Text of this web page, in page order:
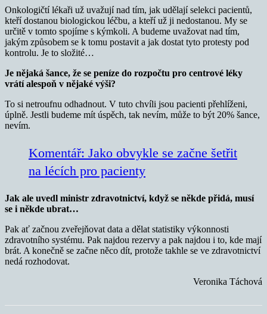
Onkologičtí lékaři už uvažují nad tím, jak udělají selekci pacientů,
kteří dostanou biologickou léčbu, a kteří už ji nedostanou. My se
určitě v tomto spojíme s kýmkoli. A budeme uvažovat nad tím,
jakým způsobem se k tomu postavit a jak dostat tyto protesty pod
kontrolu. Je to složité…
Je nějaká šance, že se peníze do rozpočtu pro centrové léky
vrátí alespoň v nějaké výši?
To si netroufnu odhadnout. V tuto chvíli jsou pacienti přehlíženi,
úplně. Jestli budeme mít úspěch, tak nevím, může to být 20% šance,
nevím.
Komentář: Jako obvykle se začne šetřit
na lécích pro pacienty
Jak ale uvedl ministr zdravotnictví, když se někde přidá, musí
se i někde ubrat…
Pak ať začnou zveřejňovat data a dělat statistiky výkonnosti
zdravotního systému. Pak najdou rezervy a pak najdou i to, kde mají
brát. A konečně se začne něco dít, protože takhle se ve zdravotnictví
nedá rozhodovat.
Veronika Táchová